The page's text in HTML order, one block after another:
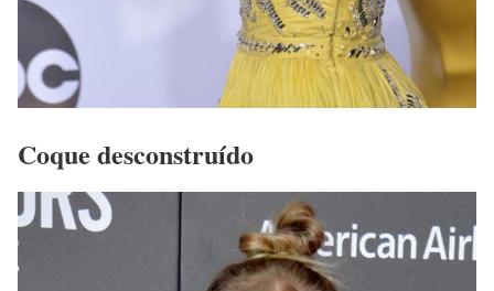
Coque desconstruído